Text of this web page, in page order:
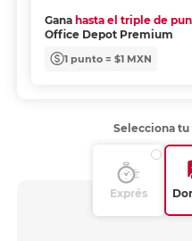
Gana hasta el triple de
Office Depot Premium
1 punto = $1 MXN
Selecciona
Exprés